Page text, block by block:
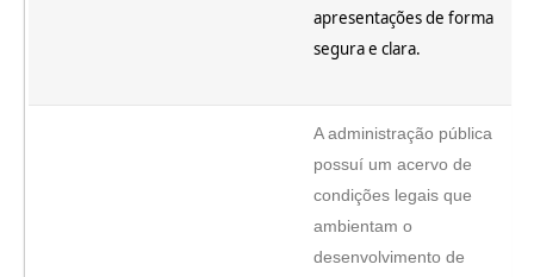
apresentações de forma
segura e clara.
A administração pública
possuí um acervo de
condições legais que
ambientam o
desenvolvimento de